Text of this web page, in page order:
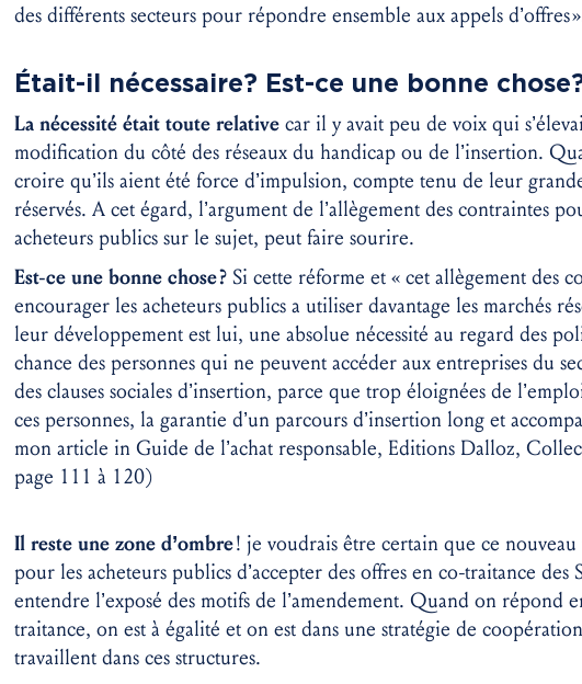
des différents secteurs pour répondre ensemble aux appels d’offres
Était-il nécessaire ? Est-ce une bonne chose
La nécessité était toute relative car il y avait peu de voix qui
modification du côté des réseaux du handicap ou de l’insertion.
croire qu’ils aient été force d’impulsion, compte tenu de leur
réservés. A cet égard, l’argument de l’allègement des contraintes
acheteurs publics sur le sujet, peut faire sourire.
Est-ce une bonne chose ? Si cette réforme et « cet allègement des
encourager les acheteurs publics a utiliser davantage les marchés
leur développement est lui, une absolue nécessité au regard des
chance des personnes qui ne peuvent accéder aux entreprises du
des clauses sociales d’insertion, parce que trop éloignées de
ces personnes, la garantie d’un parcours d’insertion long et
mon article in Guide de l’achat responsable, Editions Dalloz,
page 111 à 120)
Il reste une zone d’ombre! je voudrais être certain que ce
pour les acheteurs publics d’accepter des offres en co-traitance des
entendre l’exposé des motifs de l’amendement. Quand on répond
traitance, on est à égalité et on est dans une stratégie de
travaillent dans ces structures.